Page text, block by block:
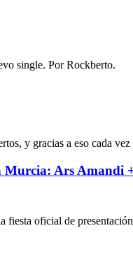
single. Por Rockberto.
y gracias a eso cada
Murcia: Ars Amandi
oficial de